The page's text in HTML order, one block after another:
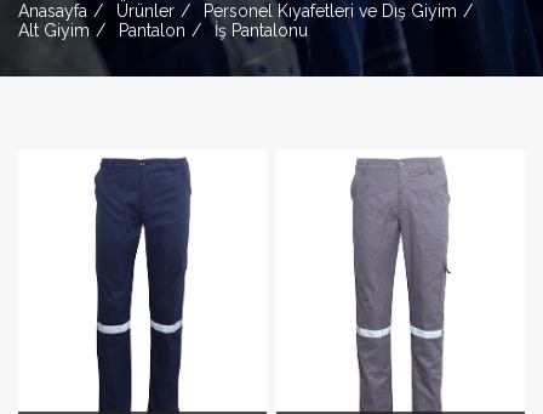
Anasayfa Ürünler
Personel Kıyafetleri ve Dış Giyim
Alt Giyim
Pantalon İş Pantalonu